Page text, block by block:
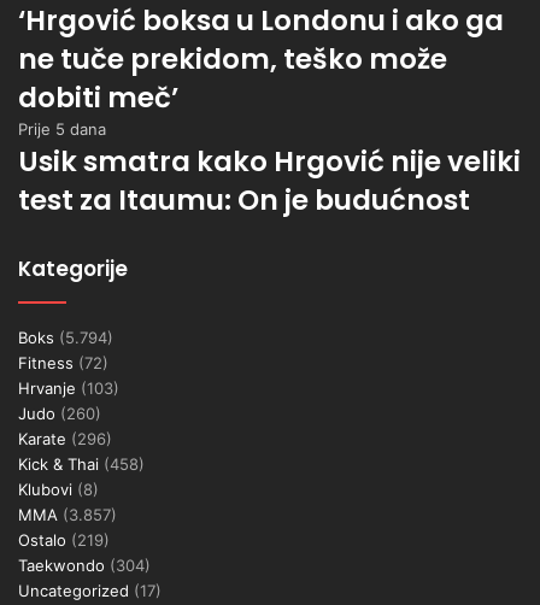
‘Hrgović boksa u Londonu i ako ga
ne tuče prekidom, teško može
dobiti meč’
Prije 5 dana
Usik smatra kako Hrgović nije veliki
test za Itaumu: On je budućnost
Kategorije
Boks (5.794)
Fitness (72)
Hrvanje (103)
Judo (260)
Karate (296)
Kick & Thai (458)
Klubovi (8)
MMA (3.857)
Ostalo (219)
Taekwondo (304)
Uncategorized (17)